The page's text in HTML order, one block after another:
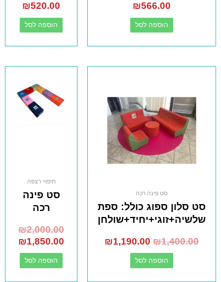
סט פינה רכה
סט סלון ספוג כולל: ספת
שלשיה+זוגי+יחיד+שולחן
₪1,400.00
₪1,190.00
הוספה לסל
₪566.00
הוספה לסל
₪520.00
הוספה לסל
חיפויי רצפה
סט פינה
רכה
₪2,000.00
₪1,850.00
הוספה לסל